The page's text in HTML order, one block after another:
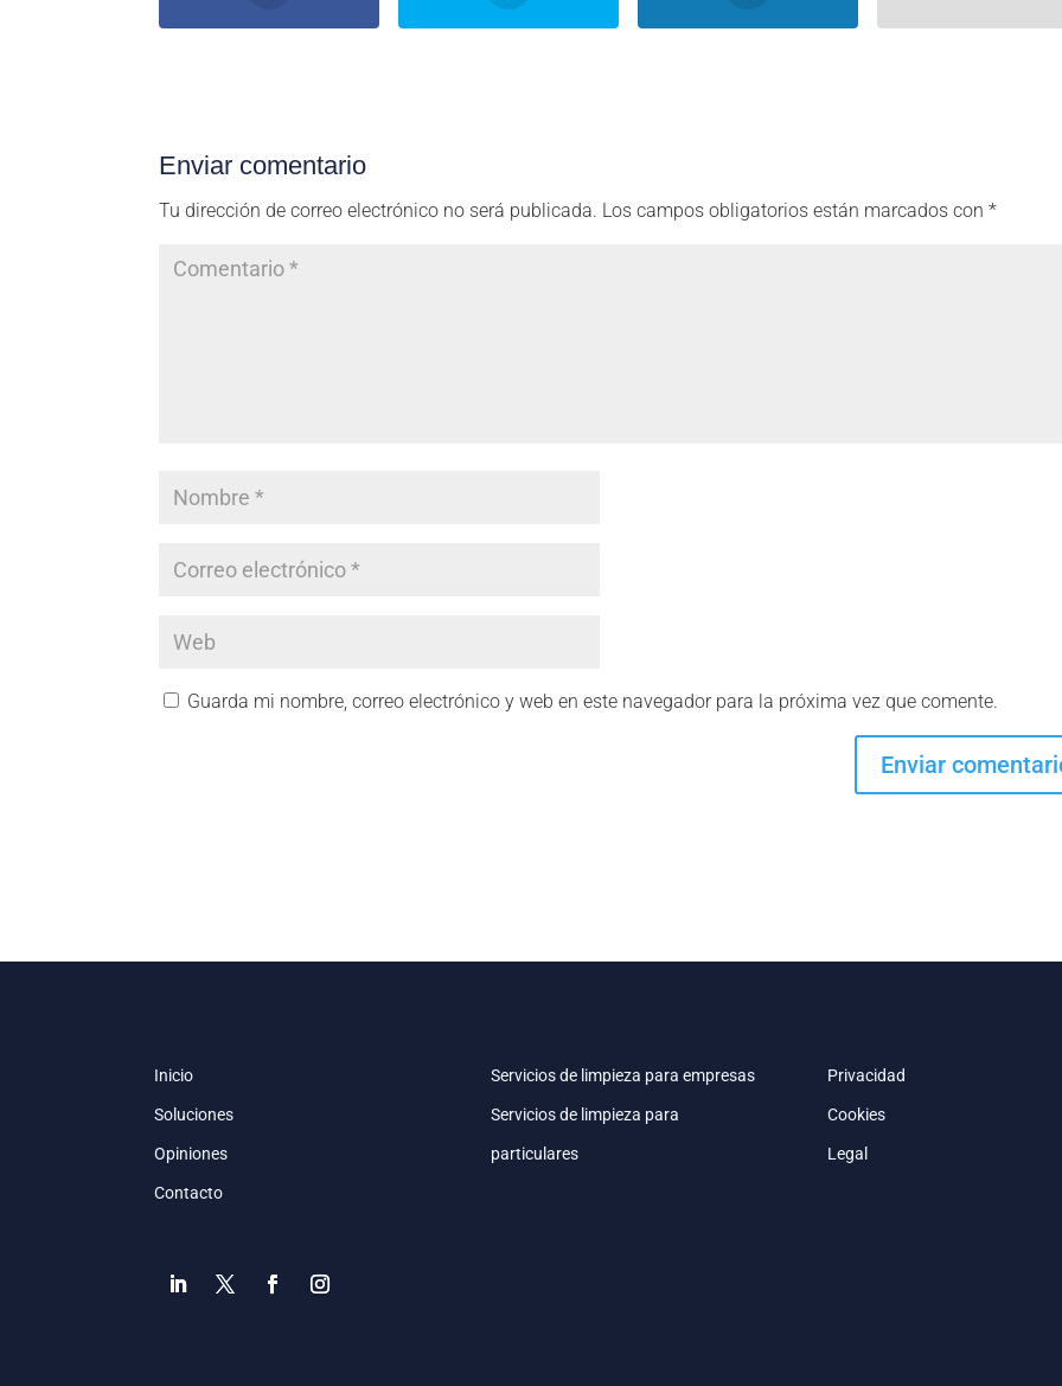
Enviar comentario
Tu dirección de correo electrónico no será publicada. Los campos obligatorios están marcados con*
Guarda mi nombre, correo electrónico y web en este navegador para la próxima vez que comente.
Inicio
Soluciones
Opiniones
Contacto
Servicios de limpieza para empresas
Servicios de limpieza para
particulares
Privacidad
Cookies
Legal